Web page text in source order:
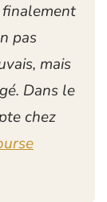
finalement
pas
mais
Dans le
chez